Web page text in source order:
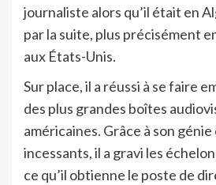
journaliste alors qu’il était en
par la suite, plus précisément
aux États-Unis.
Sur place, il a réussi à se faire
des plus grandes boîtes
américaines. Grâce à son
incessants, il a gravi les
ce qu’il obtienne le poste de